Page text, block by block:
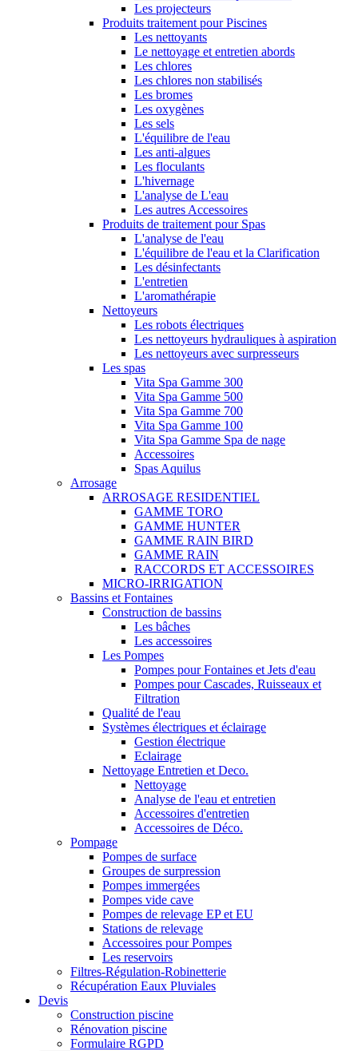
Les projecteurs
Produits traitement pour Piscines
Les nettoyants
Le nettoyage et entretien abords
Les chlores
Les chlores non stabilisés
Les bromes
Les oxygènes
Les sels
L'équilibre de l'eau
Les anti-algues
Les floculants
L'hivernage
L'analyse de L'eau
Les autres Accessoires
Produits de traitement pour Spas
L'analyse de l'eau
L'équilibre de l'eau et la Clarification
Les désinfectants
L'entretien
L'aromathérapie
Nettoyeurs
Les robots électriques
Les nettoyeurs hydrauliques à aspiration
Les nettoyeurs avec surpresseurs
Les spas
Vita Spa Gamme 300
Vita Spa Gamme 500
Vita Spa Gamme 700
Vita Spa Gamme 100
Vita Spa Gamme Spa de nage
Accessoires
Spas Aquilus
Arrosage
ARROSAGE RESIDENTIEL
GAMME TORO
GAMME HUNTER
GAMME RAIN BIRD
GAMME RAIN
RACCORDS ET ACCESSOIRES
MICRO-IRRIGATION
Bassins et Fontaines
Construction de bassins
Les bâches
Les accessoires
Les Pompes
Pompes pour Fontaines et Jets d'eau
Pompes pour Cascades, Ruisseaux et
Filtration
Qualité de l'eau
Systèmes électriques et éclairage
Gestion électrique
Eclairage
Nettoyage Entretien et Deco.
Nettoyage
Analyse de l'eau et entretien
Accessoires d'entretien
Accessoires de Déco.
Pompage
Pompes de surface
Groupes de surpression
Pompes immergées
Pompes vide cave
Pompes de relevage EP et EU
Stations de relevage
Accessoires pour Pompes
Les reservoirs
Filtres-Régulation-Robinetterie
Récupération Eaux Pluviales
Devis
Construction piscine
Rénovation piscine
Formulaire RGPD